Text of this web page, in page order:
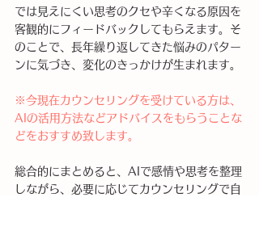
では見えにくい思考のクセや辛くなる原因を
客観的にフィードバックしてもらえます。そ
のことで、長年繰り返してきた悩みのパター
ンに気づき、変化のきっかけが生まれます。
※今現在カウンセリングを受けている方は、
AIの活用方法などアドバイスをもらうことな
どをおすすめ致します。
総合的にまとめると、AIで感情や思考を整理
しながら、必要に応じてカウンセリングで自